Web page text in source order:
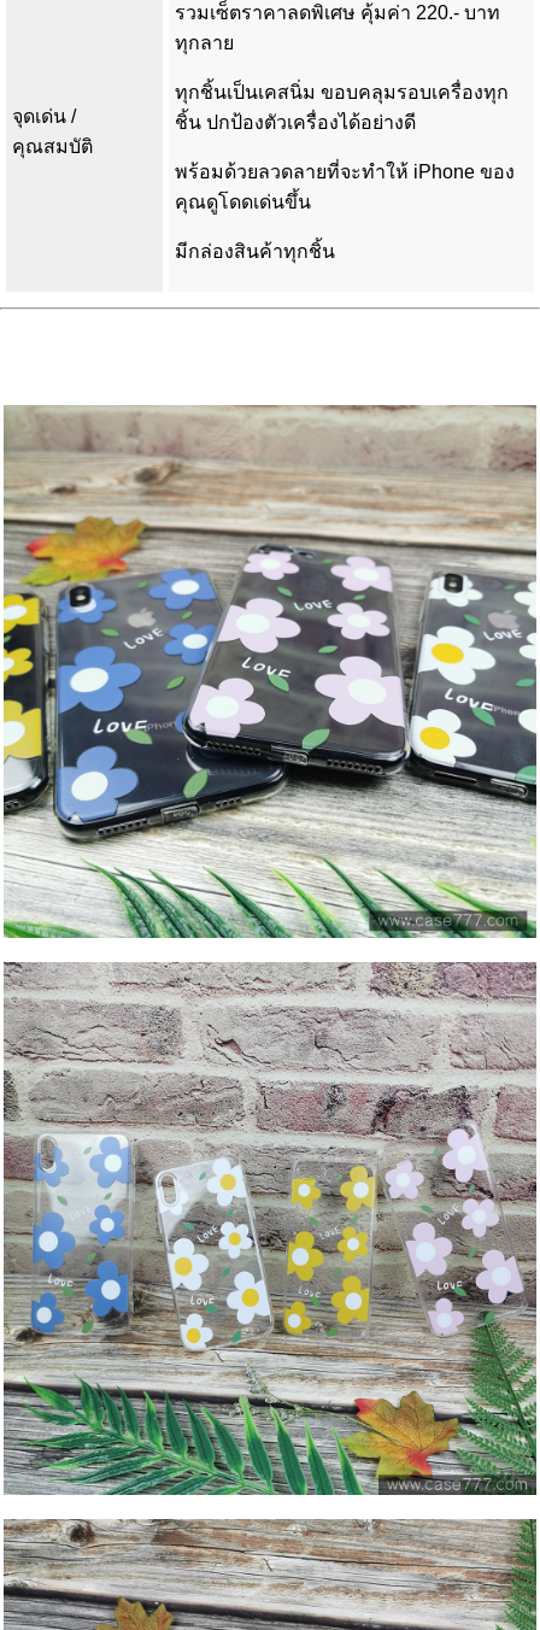
จุดเด่น /
คุณสมบัติ
รวมเซ็ตราคาลดพิเศษ คุ้มค่า 220.- บาท
ทุกลาย
ทุกชิ้นเป็นเคสนิ่ม ขอบคลุมรอบเครื่องทุก
ชิ้น ปกป้องตัวเครื่องได้อย่างดี
พร้อมด้วยลวดลายที่จะทำให้ iPhone ของ
คุณดูโดดเด่นขึ้น
มีกล่องสินค้าทุกชิ้น